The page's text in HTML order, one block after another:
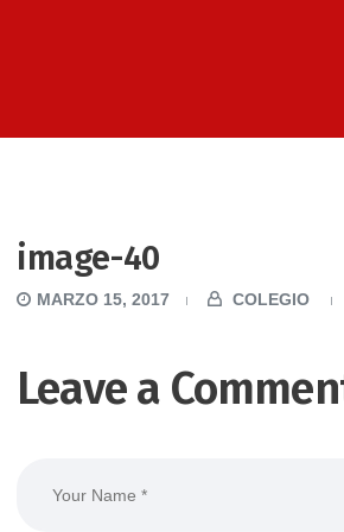
image-40
MARZO 15, 2017 COLEGIO
Leave a